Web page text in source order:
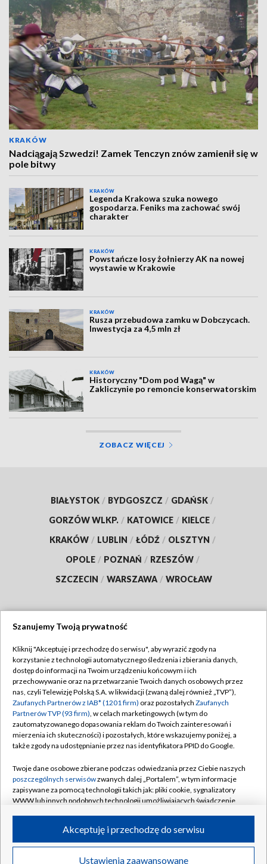
KRAKÓW
Nadciągają Szwedzi! Zamek Tenczyn znów zamienił się w
pole bitwy
KRAKÓW
Legenda Krakowa szuka nowego
gospodarza. Feniks ma zachować swój
charakter
KRAKÓW
Powstańcze losy żołnierzy AK na nowej
wystawie w Krakowie
KRAKÓW
Rusza przebudowa zamku w Dobczycach.
Inwestycja za 4,5 mln zł
KRAKÓW
Historyczny "Dom pod Wagą" w
Zakliczynie po remoncie konserwatorskim
ZOBACZ WIĘCEJ
BIAŁYSTOK / BYDGOSZCZ / GDAŃSK /
GORZÓW WLKP. / KATOWICE / KIELCE /
KRAKÓW / LUBLIN / ŁÓDŹ / OLSZTYN /
OPOLE / POZNAŃ / RZESZÓW /
SZCZECIN / WARSZAWA / WROCŁAW
TVP
Abonament TVP
Emisja w TVP
Centrum informacji TVP
Naziemna Telewizja Cyfrowa
Rada Programowa
System NOS
Informacje o nadawcy
Program dla prasy
Regulamin TVP
Polityka prywatności
Moje zgody
Pomoc
Kontakt
Kanały
©2026 Telewizja Polska S.A. w likwidacji
Szanujemy Twoją prywatność
Kliknij "Akceptuję i przechodzę do serwisu", aby wyrazić zgody na
korzystanie z technologii automatycznego śledzenia i zbierania danych,
dostęp do informacji na Twoim urządzeniu końcowym i ich
przechowywanie oraz na przetwarzanie Twoich danych osobowych przez
nas, czyli Telewizję Polską S.A. w likwidacji (zwaną dalej również „TVP”),
Zaufanych Partnerów z IAB* (1201 firm) oraz pozostałych Zaufanych
Partnerów TVP (93 firm), w celach marketingowych (w tym do
zautomatyzowanego dopasowania reklam do Twoich zainteresowań i
mierzenia ich skuteczności) i pozostałych, które wskazujemy poniżej, a
także zgody na udostępnianie przez nas identyfikatora PPID do Google.
Twoje dane osobowe zbierane podczas odwiedzania przez Ciebie naszych
poszczególnych serwisówzwanych dalej „Portalem”, w tym informacje
zapisywane za pomocą technologii takich jak: pliki cookie, sygnalizatory
WWW lub innych podobnych technologii umożliwiających świadczenie
ruchu w Internecie.
Twoje dane osobowe zbierane podczas odwiedzania przez Ciebie
Ustawienia zaawansowane
Akceptuję i przechodzę do serwisu